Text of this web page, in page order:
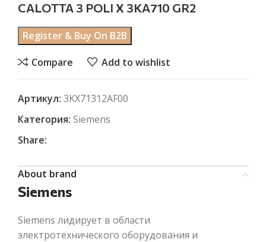
CALOTTA 3 POLI X 3KA710 GR2
Register & Buy On B2B
Compare Add to wishlist
Артикул: 3KX71312AF00
Категория: Siemens
Share:
About brand
Siemens
Siemens лидирует в области
электротехнического оборудования и